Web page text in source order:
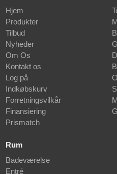
Hjem
Produkter
Tilbud
Nyheder
Om Os
Kontakt os
Log på
Indkøbskurv
Forretningsvilkår
Finansiering
Prismatch
Rum
Badeværelse
Entré